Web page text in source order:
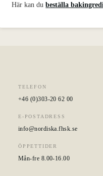
Här kan dubeställa
TELEFON
+46 (0)303-20 62 00
E-POSTADRESS
info@nordiska.fhsk.se
ÖPPETTIDER
Mån-fre 8.00-16.00